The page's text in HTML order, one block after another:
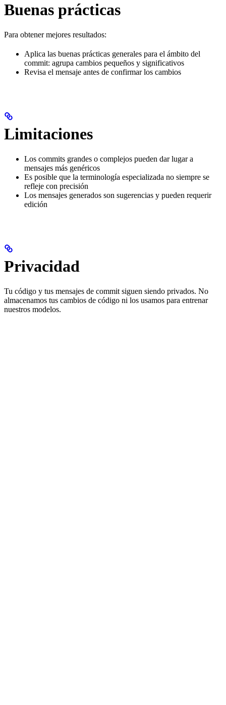
Buenas prácticas
Para obtener mejores resultados:
Aplica las buenas prácticas generales para el ámbito del
commit: agrupa cambios pequeños y significativos
Revisa el mensaje antes de confirmar los cambios
Limitaciones
Los commits grandes o complejos pueden dar lugar a
mensajes más genéricos
Es posible que la terminología especializada no siempre se
refleje con precisión
Los mensajes generados son sugerencias y pueden requerir
edición
Privacidad
Tu código y tus mensajes de commit siguen siendo privados. No
almacenamos tus cambios de código ni los usamos para entrenar
nuestros modelos.